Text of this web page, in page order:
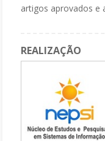
artigos aprovados e
REALIZAÇÃO